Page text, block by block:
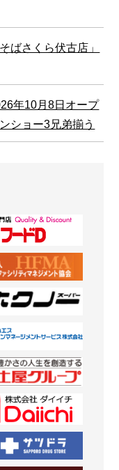
ばさくら伏古店」
年10月8日オープ
ショー3兄弟揃う